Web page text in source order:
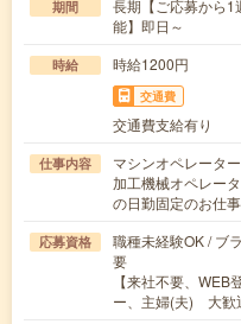
期間
長期【ご応募から1
能】即日～
時給 時給1200円
交通費
交通費支給有り
仕事内容
マシンオペレーター
加工機械オペレー
の日勤固定のお仕
応募資格
職種未経験OK / ブ
要
【来社不要、
ー、主婦(夫) 大歓